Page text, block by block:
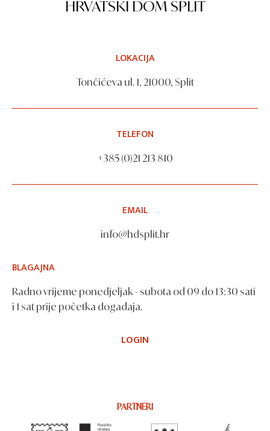
HRVATSKI DOM SPLIT
LOKACIJA
Tončićeva ul. 1, 21000, Split
TELEFON
+385 (0)21 213 810
EMAIL
info@hdsplit.hr
BLAGAJNA
Radno vrijeme ponedjeljak - subota od 09 do 13:30 sati
i 1 sat prije početka događaja.
LOGIN
PARTNERI